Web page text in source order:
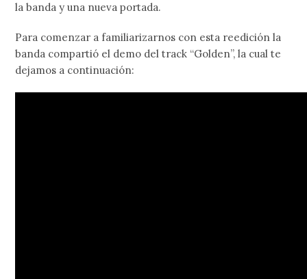
la banda y una nueva portada.
Para comenzar a familiarizarnos con esta reedición la
banda compartió el demo del track “Golden”, la cual te
dejamos a continuación: